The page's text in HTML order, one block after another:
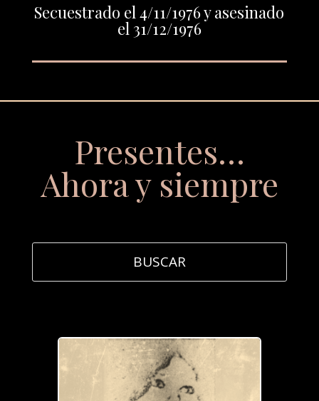
Secuestrado el 4/11/1976 y asesinado
el 31/12/1976
Presentes…
Ahora y siempre